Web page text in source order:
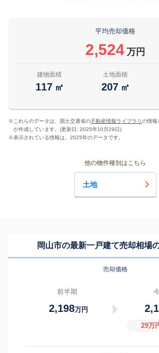
平均売却価格
2,524 万円
建物面積
117 ㎡
土地面積
207 ㎡
※ これらのデータは、国土交通省の不動産情報ライブラリの情報
が作成しています。(更新日: 2025年10月29日)
※表示されている情報は、2025年のデータです。
他の物件種別はこちら
土地
岡山市の最新一戸建て売却相場
売却価格
前半期
2,198万円
29万